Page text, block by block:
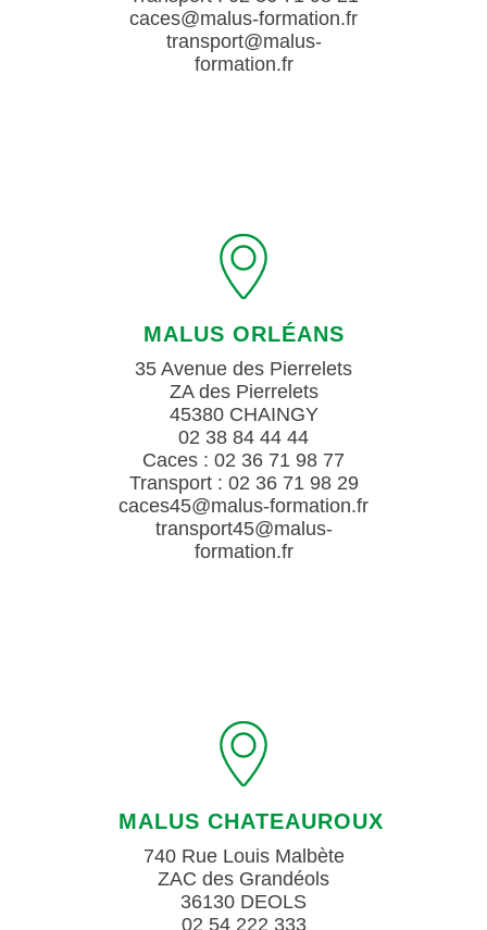
caces@malus-formation.fr
transport@malus-
formation.fr
MALUS ORLÉANS
35 Avenue des Pierrelets
ZA des Pierrelets
45380 CHAINGY
02 38 84 44 44
Caces : 02 36 71 98 77
Transport : 02 36 71 98 29
caces45@malus-formation.fr
transport45@malus-
formation.fr
MALUS CHATEAUROUX
740 Rue Louis Malbète
ZAC des Grandéols
36130 DEOLS
02 54 222 333